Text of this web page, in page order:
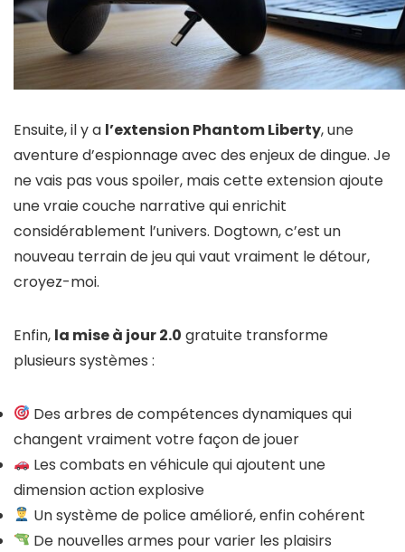
Ensuite, il y a l’extension Phantom Liberty, une
aventure d’espionnage avec des enjeux de dingue. Je
ne vais pas vous spoiler, mais cette extension ajoute
une vraie couche narrative qui enrichit
considérablement l’univers. Dogtown, c’est un
nouveau terrain de jeu qui vaut vraiment le détour,
croyez-moi.
Enfin, la mise à jour 2.0 gratuite transforme
plusieurs systèmes :
Des arbres de compétences dynamiques qui
changent vraiment votre façon de jouer
Les combats en véhicule qui ajoutent une
dimension action explosive
Un système de police amélioré, enfin cohérent
De nouvelles armes pour varier les plaisirs